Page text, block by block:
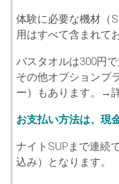
体験に必要な機材（
用はすべて含まれて
バスタオルは300円
その他オプションプ
ー）もあります。→
お支払い方法は、現
ナイトSUPまで連続
込み）となります。